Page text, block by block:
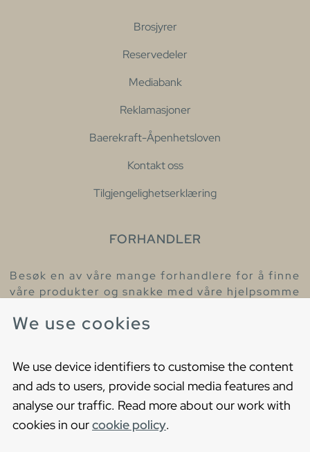
We use cookies
We use device identifiers to customise the content
and ads to users, provide social media features and
analyse our traffic. Read more about our work with
cookies in ourcookie policy.
Brosjyrer
Reservedeler
Mediabank
Reklamasjoner
Baerekraft-Åpenhetsloven
Kontakt oss
Tilgjengelighetserklæring
FORHANDLER
Besøk en av våre mange forhandlere for å finne
våre produkter og snakke med våre hjelpsomme